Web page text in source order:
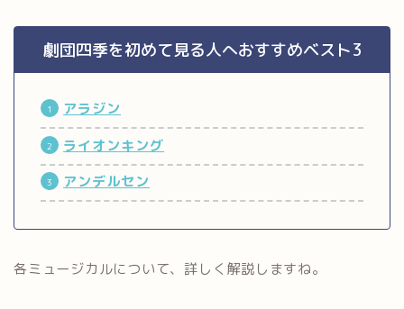
劇団四季を初めて見る人へおすすめベスト3
アラジン
ライオンキング
アンデルセン
各ミュージカルについて、詳しく解説しますね。